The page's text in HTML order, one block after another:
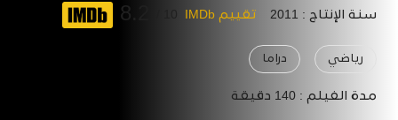
سنة الإنتاج : 2011 تقييم IMDb 8.2
رياضي دراما
مدة الفيلم : 140 دقيقة